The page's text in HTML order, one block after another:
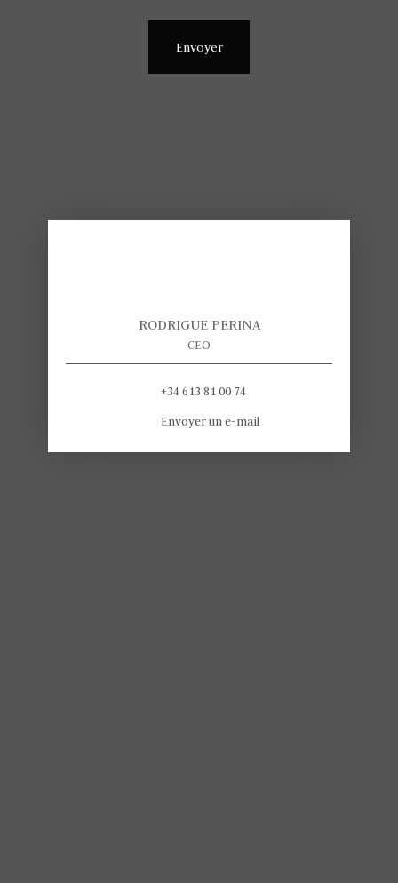
Envoyer
RODRIGUE PERINA
CEO
+34 613 81 00 74
Envoyer un e-mail